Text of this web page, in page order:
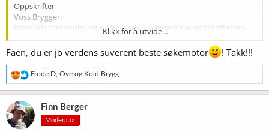
Oppskrifter
Voss Bryggeri
https://forum.norbrygg.no/threads/kommersielle-oppskrifter-fra-
bryggeriene.21940/post-513233
Garshol har flere på bloggen, bøkene og andre sider. Her er 2
Brewing your own vossaøl | Larsblog
Personal blog of Lars Marius Garshol.
www.garshol.priv.no
Recipe: Dyrvedal-Style Vossaøl
This recipe is based on the strong heimabrygg—or boiled
Klikk for å utvide...
Faen, du er jo verdens suverent beste søkemotor ! Takk!!!
R
e
a
s
j
Frode:D Ove og Kold Brygg
Finn Berger
Moderator